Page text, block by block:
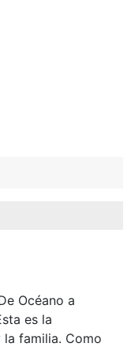
Océano a
es la
familia. Como